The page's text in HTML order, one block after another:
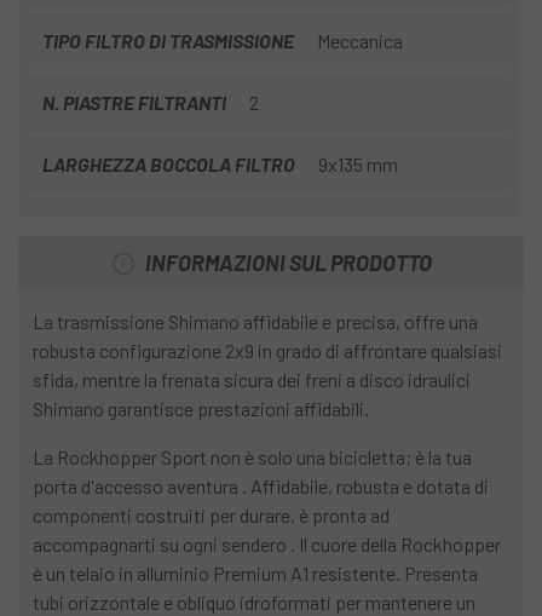
TIPO FILTRO DI TRASMISSIONE Meccanica
N. PIASTRE FILTRANTI 2
LARGHEZZA BOCCOLA FILTRO 9x135 mm
INFORMAZIONI SUL PRODOTTO
La trasmissione Shimano affidabile e precisa, offre una
robusta configurazione 2x9 in grado di affrontare qualsiasi
sfida, mentre la frenata sicura dei freni a disco idraulici
Shimano garantisce prestazioni affidabili.
La Rockhopper Sport non è solo una bicicletta; è la tua
porta d'accesso aventura . Affidabile, robusta e dotata di
componenti costruiti per durare, è pronta ad
accompagnarti su ogni sendero . Il cuore della Rockhopper
è un telaio in alluminio Premium A1 resistente. Presenta
tubi orizzontale e obliquo idroformati per mantenere un